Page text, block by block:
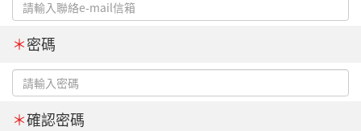
＊密碼
＊確認密碼